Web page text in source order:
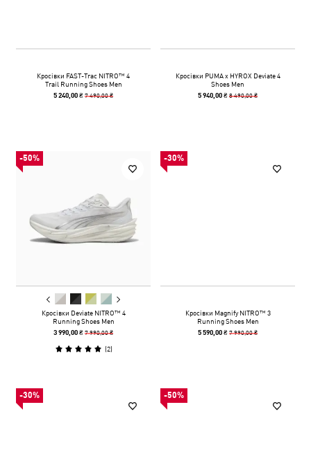
Кросівки FAST-Trac NITRO™ 4
Trail Running Shoes Men
5 240,00 ₴7 490,00 ₴
Кросівки PUMA x HYROX Deviate 4
Shoes Men
5 940,00 ₴8 490,00 ₴
-50%
Кросівки Deviate NITRO™ 4
Running Shoes Men
3 990,00 ₴7 990,00 ₴
(2)
-30%
Кросівки Magnify NITRO™ 3
Running Shoes Men
5 590,00 ₴7 990,00 ₴
-30% -50%